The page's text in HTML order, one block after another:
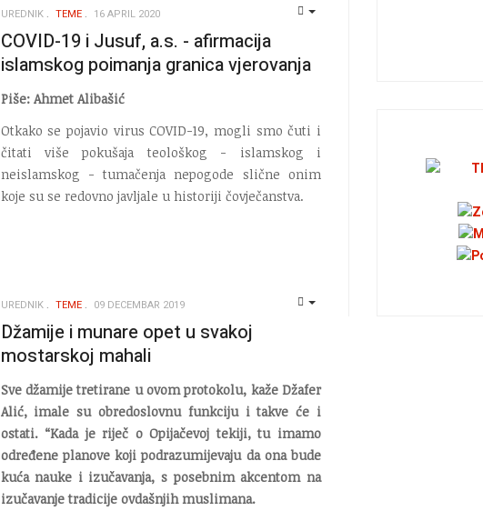
UREDNIK TEME 16 APRIL 2020
COVID-19 i Jusuf, a.s. - afirmacija
islamskog poimanja granica vjerovanja
Piše: Ahmet Alibašić
Otkako se pojavio virus COVID-19, mogli smo čuti i
čitati više pokušaja teološkog - islamskog i
neislamskog - tumačenja nepogode slične onim
koje su se redovno javljale u historiji čovječanstva.
UREDNIK TEME 09 DECEMBAR 2019
Džamije i munare opet u svakoj
mostarskoj mahali
Sve džamije tretirane u ovom protokolu, kaže Džafer
Alić, imale su obredoslovnu funkciju i takve će i
ostati. “Kada je riječ o Opijačevoj tekiji, tu imamo
određene planove koji podrazumijevaju da ona bude
kuća nauke i izučavanja, s posebnim akcentom na
izučavanje tradicije ovdašnjih muslimana.